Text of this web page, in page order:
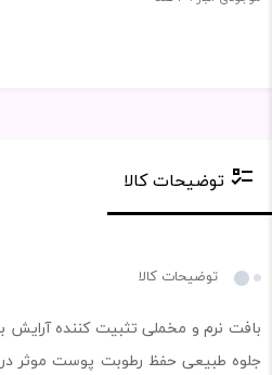
توضیحات کالا
توضیحات کالا
بافت نرم و مخملی تثبیت کننده آرایش
جلوه طبیعی حفظ رطوبت پوست موثر